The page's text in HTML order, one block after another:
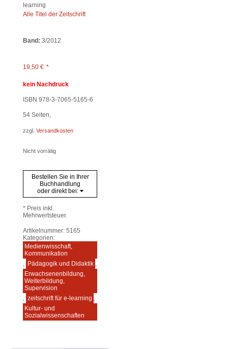
learning
Alle Titel der Zeitschrift
Band: 3/2012
19,50 € *
kein Nachdruck
ISBN 978-3-7065-5165-6
54 Seiten,
zzgl. Versandkosten
Nicht vorrätig
Bestellen Sie in Ihrer
Buchhandlung
oder direkt bei:
* Preis inkl.
Mehrwertsteuer.
Artikelnummer: 5165
Kategorien:
Medienwisschaft,
Kommunikation
, Pädagogik und Didaktik ,
Erwachsenenbildung,
Weiterbildung,
Supervision
, zeitschrift für e-learning ,
Kultur- und
Sozialwissenschaften